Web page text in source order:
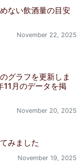
ない飲酒量の目安
November 22, 2025
グラフを更新しま
11月のデータを掲
November 20, 2025
みました
November 19, 2025